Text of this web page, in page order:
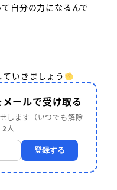
自分の力になるんで
いきましょう
ールで受け取る
します（いつでも解除
2人
登録する